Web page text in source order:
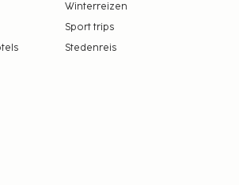
Winterreizen
Sport trips
Stedenreis